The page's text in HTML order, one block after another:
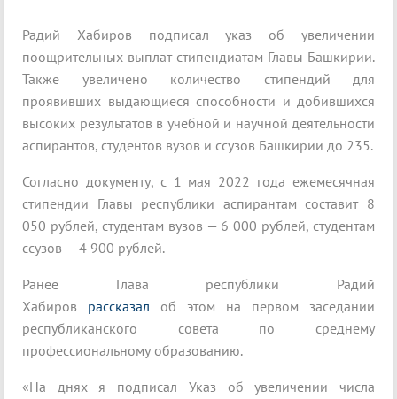
Радий Хабиров подписал указ об увеличении
поощрительных выплат стипендиатам Главы Башкирии.
Также увеличено количество стипендий для
проявивших выдающиеся способности и добившихся
высоких результатов в учебной и научной деятельности
аспирантов, студентов вузов и ссузов Башкирии до 235.
Согласно документу, с 1 мая 2022 года ежемесячная
стипендии Главы республики аспирантам составит 8
050 рублей, студентам вузов — 6 000 рублей, студентам
ссузов — 4 900 рублей.
Ранее Глава республики Радий
Хабиров рассказал об этом на первом заседании
республиканского совета по среднему
профессиональному образованию.
«На днях я подписал Указ об увеличении числа